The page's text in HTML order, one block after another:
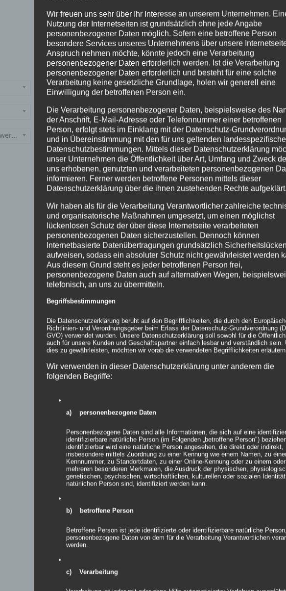
kleinem
individuellem, 2-
vollflächigem Druck
oder, oder, oder
Sonderformen gibt es auf
sechseckige Sitzhocker
Material
Unsere Papphocker
nachhaltig und
Auf Wunsch statten wir
aus, die gemäß der
B1(schwer entflammbar)
sondern sorgt auch für
oder sensiblen Bereichen.
Vermietung/ Verkauf
Unsere Papphocker mit
auch noch in weiteren
schwarz (Pantone
gelb (RAL 1018)
natur
weiß
Dieser Sitzhocker
einfaches und
eine stabile Sitzfläche
eine Belastbarkeit
große Flächen zum
Ausstellungen,
Lässt sich flach
wenig Stauraum
mehrmals einsetzbar
4-eckig: Maße: 34
Sonderformen auf
sechseckige
Auf Wunsch mit
Das könnte dir auch gefallen …
Produkt Veranstaltungsschwerpunkt
Wir freuen uns sehr über Ihr Interesse an unserem Unternehmen.
Nutzung der Internetseiten ist grundsätzlich ohne jede Angabe
personenbezogener Daten möglich. Sofern eine betroffene Person
besondere Services unseres Unternehmens über unsere
Anspruch nehmen möchte, könnte jedoch eine Verarbeitung
personenbezogener Daten erforderlich werden. Ist die Verarbeitung
personenbezogener Daten erforderlich und besteht für eine solche
Verarbeitung keine gesetzliche Grundlage, holen wir generell eine
Einwilligung der betroffenen Person ein.
Die Verarbeitung personenbezogener Daten, beispielsweise des
der Anschrift, E-Mail-Adresse oder Telefonnummer einer betroffenen
Person, erfolgt stets im Einklang mit der Datenschutz-
und in Übereinstimmung mit den für uns geltenden
Datenschutzbestimmungen. Mittels dieser Datenschutzerklärung
unser Unternehmen die Öffentlichkeit über Art, Umfang und Zweck
uns erhobenen, genutzten und verarbeiteten personenbezogenen
informieren. Ferner werden betroffene Personen mittels dieser
Datenschutzerklärung über die ihnen zustehenden Rechte aufgeklärt.
Wir haben als für die Verarbeitung Verantwortlicher zahlreiche
und organisatorische Maßnahmen umgesetzt, um einen möglichst
lückenlosen Schutz der über diese Internetseite verarbeiteten
personenbezogenen Daten sicherzustellen. Dennoch können
Internetbasierte Datenübertragungen grundsätzlich Sicherheitslücken
aufweisen, sodass ein absoluter Schutz nicht gewährleistet werden
Aus diesem Grund steht es jeder betroffenen Person frei,
personenbezogene Daten auch auf alternativen Wegen,
telefonisch, an uns zu übermitteln.
Begriffsbestimmungen
Die Datenschutzerklärung beruht auf den Begrifflichkeiten, die durch den
Richtlinien- und Verordnungsgeber beim Erlass der Datenschutz-Grundverordnung
GVO) verwendet wurden. Unsere Datenschutzerklärung soll sowohl für die
auch für unsere Kunden und Geschäftspartner einfach lesbar und verständlich sein.
dies zu gewährleisten, möchten wir vorab die verwendeten Begrifflichkeiten
Wir verwenden in dieser Datenschutzerklärung unter anderem die
folgenden Begriffe:
a) personenbezogene Daten
Personenbezogene Daten sind alle Informationen, die sich auf eine
identifizierbare natürliche Person (im Folgenden „betroffene Person")
identifizierbar wird eine natürliche Person angesehen, die direkt oder indirekt,
insbesondere mittels Zuordnung zu einer Kennung wie einem Namen, zu
Kennnummer, zu Standortdaten, zu einer Online-Kennung oder zu einem oder
mehreren besonderen Merkmalen, die Ausdruck der physischen,
genetischen, psychischen, wirtschaftlichen, kulturellen oder sozialen
natürlichen Person sind, identifiziert werden kann.
b) betroffene Person
Betroffene Person ist jede identifizierte oder identifizierbare natürliche
personenbezogene Daten von dem für die Verarbeitung Verantwortlichen
werden.
c) Verarbeitung